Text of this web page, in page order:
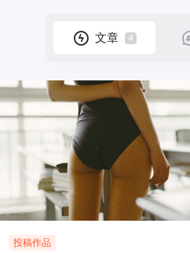
文章 4
投稿作品